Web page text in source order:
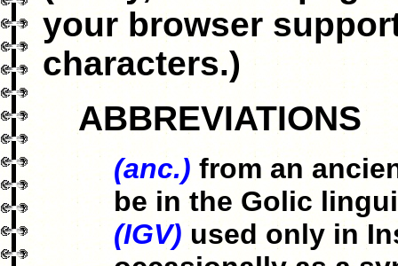
your browser
characters.)
ABBREVIATIONS
(anc.) from an
be in the Golic
(IGV) used only in